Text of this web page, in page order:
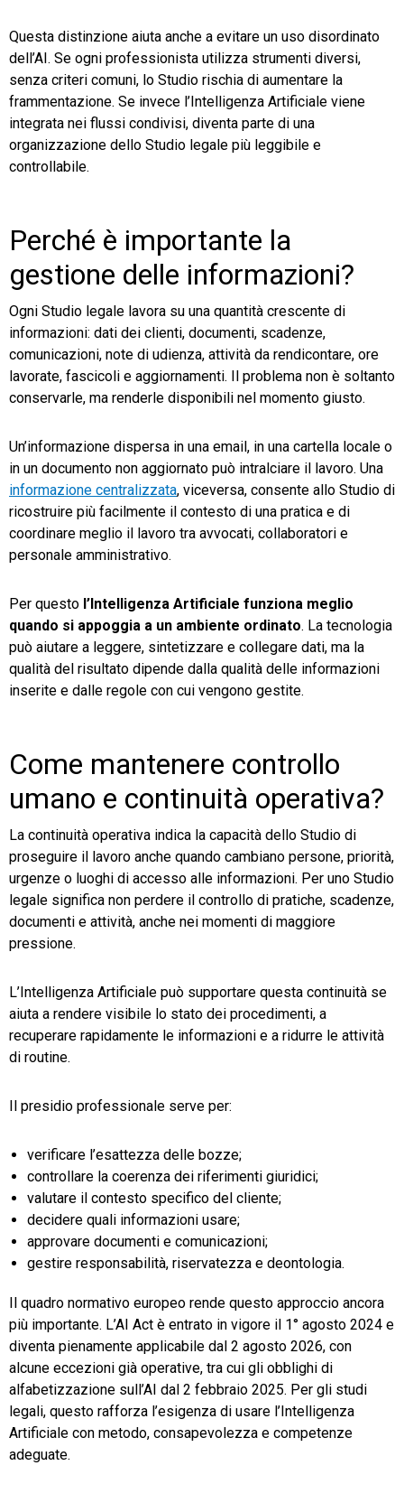
Questa distinzione aiuta anche a evitare un uso disordinato
dell’AI. Se ogni professionista utilizza strumenti diversi,
senza criteri comuni, lo Studio rischia di aumentare la
frammentazione. Se invece l’Intelligenza Artificiale viene
integrata nei flussi condivisi, diventa parte di una
organizzazione dello Studio legale più leggibile e
controllabile.
Perché è importante la
gestione delle informazioni?
Ogni Studio legale lavora su una quantità crescente di
informazioni: dati dei clienti, documenti, scadenze,
comunicazioni, note di udienza, attività da rendicontare, ore
lavorate, fascicoli e aggiornamenti. Il problema non è soltanto
conservarle, ma renderle disponibili nel momento giusto.
Un’informazione dispersa in una email, in una cartella locale o
in un documento non aggiornato può intralciare il lavoro. Una
informazione centralizzata, viceversa, consente allo Studio di
ricostruire più facilmente il contesto di una pratica e di
coordinare meglio il lavoro tra avvocati, collaboratori e
personale amministrativo.
Per questo l’Intelligenza Artificiale funziona meglio
quando si appoggia a un ambiente ordinato. La tecnologia
può aiutare a leggere, sintetizzare e collegare dati, ma la
qualità del risultato dipende dalla qualità delle informazioni
inserite e dalle regole con cui vengono gestite.
Come mantenere controllo
umano e continuità operativa?
La continuità operativa indica la capacità dello Studio di
proseguire il lavoro anche quando cambiano persone, priorità,
urgenze o luoghi di accesso alle informazioni. Per uno Studio
legale significa non perdere il controllo di pratiche, scadenze,
documenti e attività, anche nei momenti di maggiore
pressione.
L’Intelligenza Artificiale può supportare questa continuità se
aiuta a rendere visibile lo stato dei procedimenti, a
recuperare rapidamente le informazioni e a ridurre le attività
di routine.
Il presidio professionale serve per:
verificare l’esattezza delle bozze;
controllare la coerenza dei riferimenti giuridici;
valutare il contesto specifico del cliente;
decidere quali informazioni usare;
approvare documenti e comunicazioni;
gestire responsabilità, riservatezza e deontologia.
Il quadro normativo europeo rende questo approccio ancora
più importante. L’AI Act è entrato in vigore il 1° agosto 2024 e
diventa pienamente applicabile dal 2 agosto 2026, con
alcune eccezioni già operative, tra cui gli obblighi di
alfabetizzazione sull’AI dal 2 febbraio 2025. Per gli studi
legali, questo rafforza l’esigenza di usare l’Intelligenza
Artificiale con metodo, consapevolezza e competenze
adeguate.